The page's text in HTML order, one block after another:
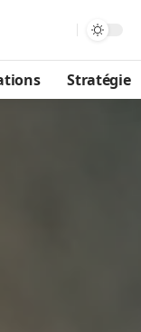
Stratégie